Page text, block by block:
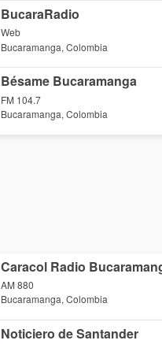
BucaraRadio
Web
Bucaramanga, Colombia
Bésame Bucaramanga
FM 104.7
Bucaramanga, Colombia
Caracol Radio
AM 880
Bucaramanga, Colombia
Noticiero de Santander